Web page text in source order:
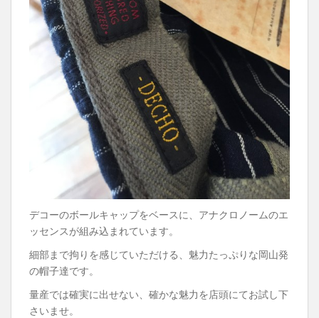
デコーのボールキャップをベースに、アナクロノームのエ
ッセンスが組み込まれています。
細部まで拘りを感じていただける、魅力たっぷりな岡山発
の帽子達です。
量産では確実に出せない、確かな魅力を店頭にてお試し下
さいませ。